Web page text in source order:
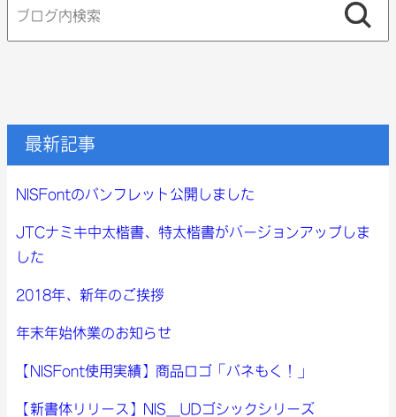
最新記事
NISFontのパンフレット公開しました
JTCナミキ中太楷書、特太楷書がバージョンアップしま
した
2018年、新年のご挨拶
年末年始休業のお知らせ
【NISFont使用実績】商品ロゴ「パネもく！」
【新書体リリース】NIS_UDゴシックシリーズ